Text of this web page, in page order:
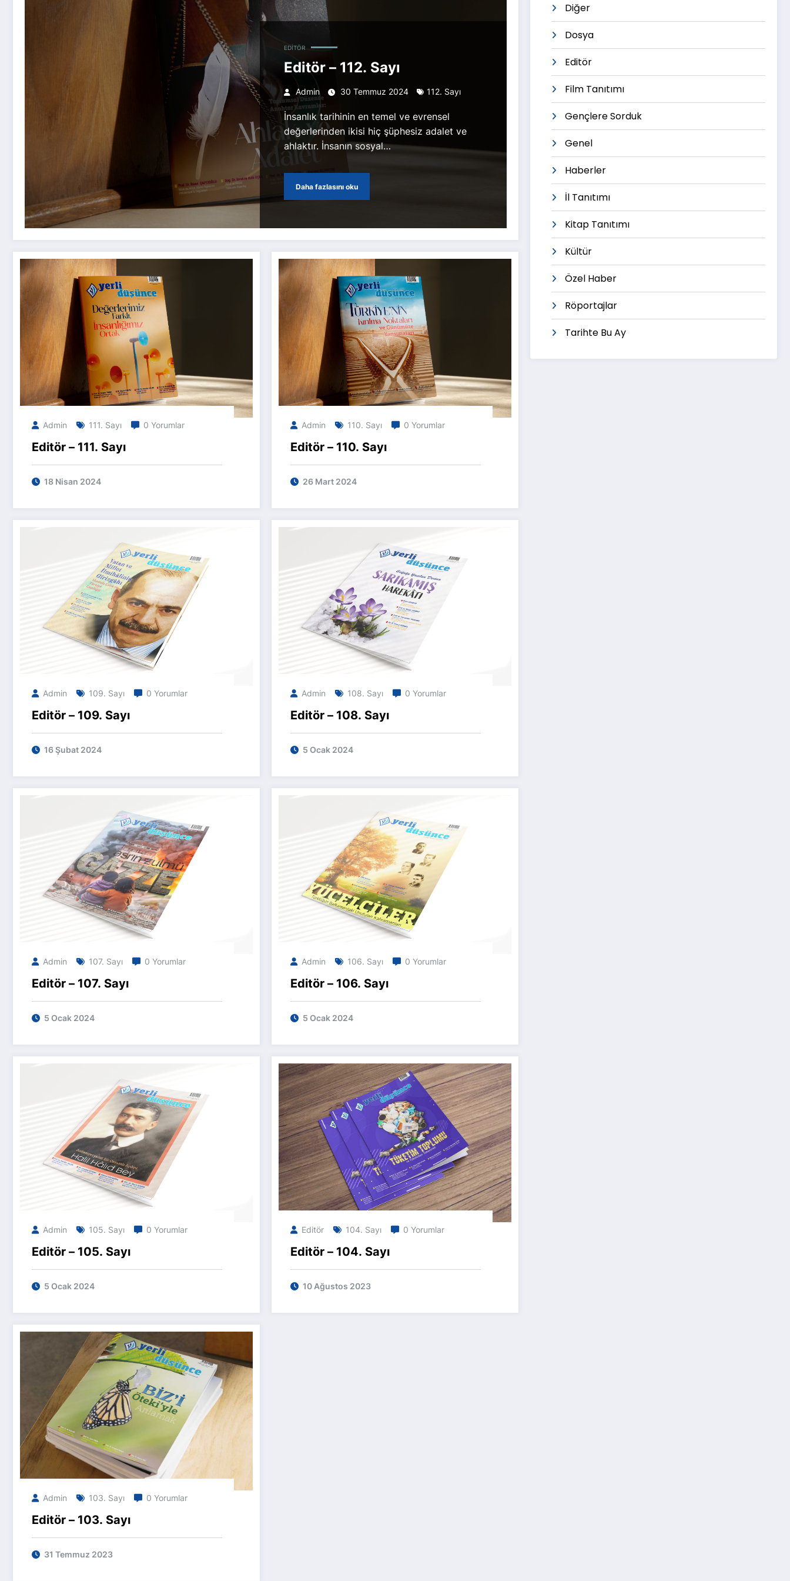
EDITÖR
Editör – 112. Sayı
Admin 30 Temmuz 2024 112. Sayı
İnsanlık tarihinin en temel ve evrensel
değerlerinden ikisi hiç şüphesiz adalet ve
ahlaktır. İnsanın sosyal…
Daha fazlasını oku
Admin 111. Sayı 0 Yorumlar
Editör – 111. Sayı
18 Nisan 2024
Admin 110. Sayı 0 Yorumlar
Editör – 110. Sayı
26 Mart 2024
Admin 109. Sayı 0 Yorumlar
Editör – 109. Sayı
16 Şubat 2024
Admin 108. Sayı 0 Yorumlar
Editör – 108. Sayı
5 Ocak 2024
Admin 107. Sayı 0 Yorumlar
Editör – 107. Sayı
5 Ocak 2024
Admin 106. Sayı 0 Yorumlar
Editör – 106. Sayı
5 Ocak 2024
Admin 105. Sayı 0 Yorumlar
Editör – 105. Sayı
5 Ocak 2024
Editör 104. Sayı 0 Yorumlar
Editör – 104. Sayı
10 Ağustos 2023
Admin 103. Sayı 0 Yorumlar
Editör – 103. Sayı
31 Temmuz 2023
Diğer
Dosya
Editör
Film Tanıtımı
Gençlere Sorduk
Genel
Haberler
İl Tanıtımı
Kitap Tanıtımı
Kültür
Özel Haber
Röportajlar
Tarihte Bu Ay